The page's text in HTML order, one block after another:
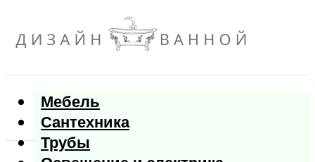
Мебель
Сантехника
Трубы